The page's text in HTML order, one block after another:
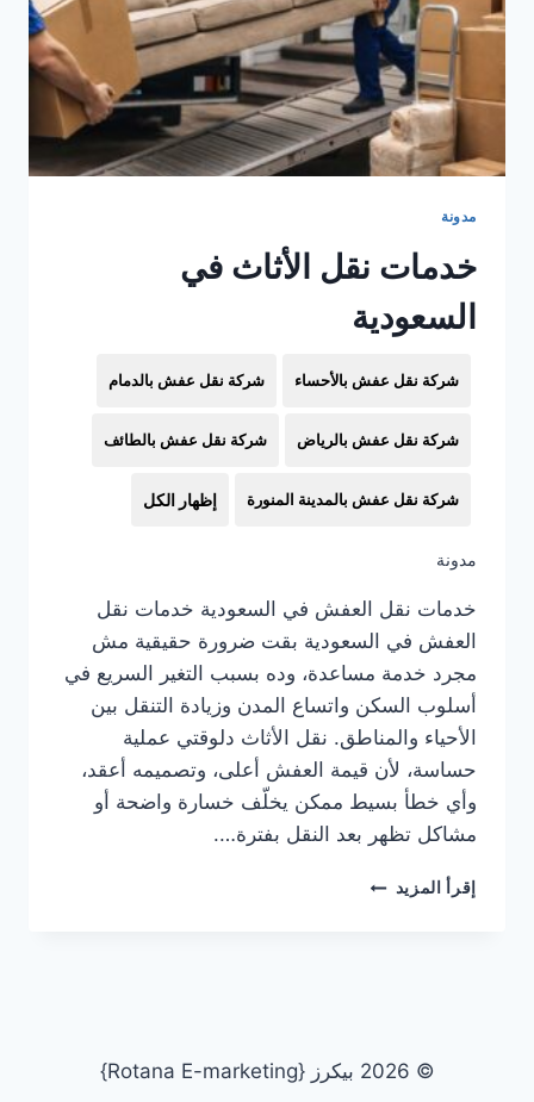
مدونة
خدمات نقل الأثاث في
السعودية
شركة نقل عفش بالأحساء شركة نقل عفش بالدمام
شركة نقل عفش بالرياض شركة نقل عفش بالطائف
شركة نقل عفش بالمدينة المنورة إظهار الكل
مدونة
خدمات نقل العفش في السعودية خدمات نقل
العفش في السعودية بقت ضرورة حقيقية مش
مجرد خدمة مساعدة، وده بسبب التغير السريع في
أسلوب السكن واتساع المدن وزيادة التنقل بين
الأحياء والمناطق. نقل الأثاث دلوقتي عملية
حساسة، لأن قيمة العفش أعلى، وتصميمه أعقد،
وأي خطأ بسيط ممكن يخلّف خسارة واضحة أو
مشاكل تظهر بعد النقل بفترة….
إقرأ المزيد خدمات
نقل
© 2026 بيكرز {Rotana E-marketing}